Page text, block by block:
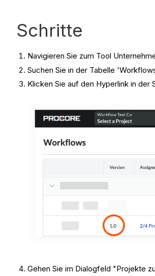
Schritte
Navigieren Sie zum Tool
Suchen Sie in der Tabelle
Klicken Sie auf den Hyperlink in
Gehen Sie im Dialogfeld "Projekte